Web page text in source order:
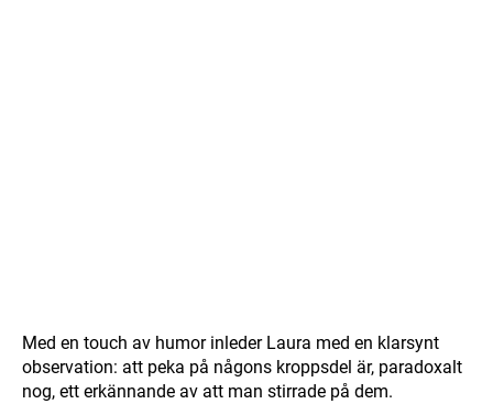
Med en touch av humor inleder Laura med en klarsynt
observation: att peka på någons kroppsdel är, paradoxalt
nog, ett erkännande av att man stirrade på dem.